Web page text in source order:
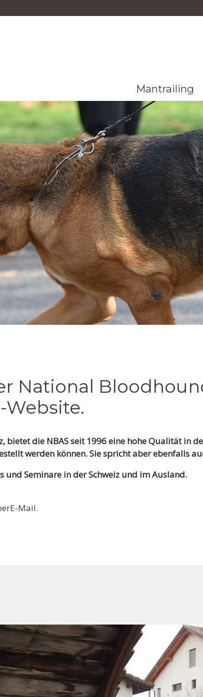
Mantrailing
National
Website.
bietet die NBAS seit 1996 eine hohe Qualität in
werden können. Sie spricht aber ebenfalls
und Seminare in der Schweiz und im Ausland.
Mail.